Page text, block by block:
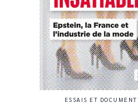
ESSAIS ET